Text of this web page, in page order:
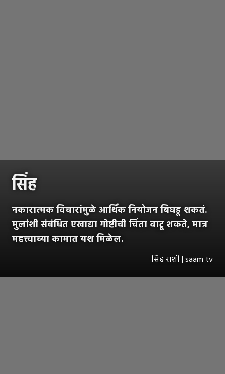
सिंह
नकारात्मक विचारांमुळे आर्थिक नियोजन बिघडू शकतं.
मुलांशी संबंधित एखाद्या गोष्टीची चिंता वाटू शकते, मात्र
महत्त्वाच्या कामात यश मिळेल.
सिंह राशी | saam tv